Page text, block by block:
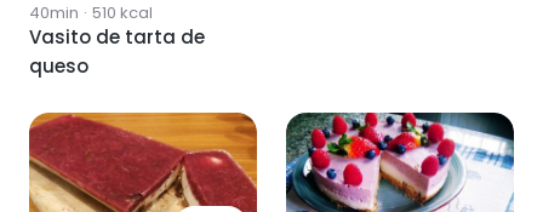
40min · 510 kcal
Vasito de tarta de
queso